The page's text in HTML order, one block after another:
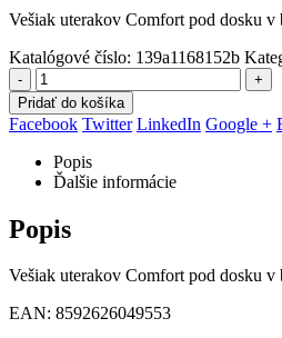
Vešiak uterakov Comfort pod dosku
Katalógové číslo: 139a1168152b
-
+
Pridať do košíka
Facebook Twitter LinkedIn Google +
Popis
Ďalšie informácie
Popis
Vešiak uterakov Comfort pod dosku
EAN: 8592626049553